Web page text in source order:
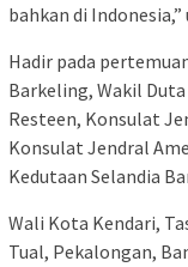
bahkan di Indonesia,”
Hadir pada
Barkeling, Wakil
Resteen, Konsulat
Konsulat Jendral
Kedutaan Selandia
Wali Kota Kendari,
Tual, Pekalongan,